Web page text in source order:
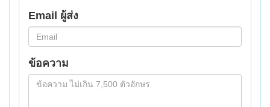
Email ผู้ส่ง
ข้อความ